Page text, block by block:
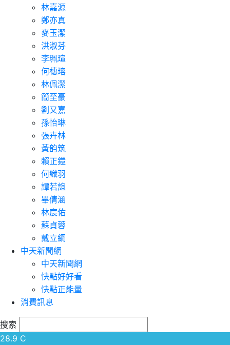
林嘉源
鄭亦真
麥玉潔
洪淑芬
李珮瑄
何橞瑢
林佩潔
簡至豪
劉又嘉
孫怡琳
張卉林
黃韵筑
賴正鎧
何織羽
譚若誼
畢倩涵
林宸佑
蘇貞蓉
戴立綱
中天新聞網
中天新聞網
快點好好看
快點正能量
消費訊息
搜索
28.9 C